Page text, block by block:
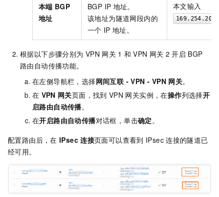
本端 BGP
地址
BGP IP 地址。
该地址为隧道网段内的
一个 IP 地址。
本文输入
169.254.20.1
根据以下步骤分别为 VPN 网关 1 和 VPN 网关 2 开启 BGP
路由自动传播功能。
在左侧导航栏，选择网间互联 - VPN - VPN 网关。
在 VPN 网关页面，找到 VPN 网关实例，在操作列选择开
启路由自动传播。
在开启路由自动传播对话框，单击确定 。
配置路由后，在 IPsec 连接页面可以查看到 IPsec 连接的隧道已
经可用。